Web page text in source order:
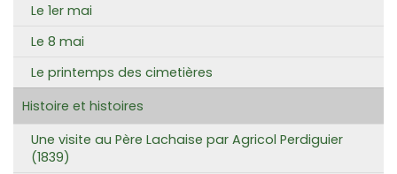
Le 1er mai
Le 8 mai
Le printemps des cimetières
Histoire et histoires
Une visite au Père Lachaise par Agricol Perdiguier
(1839)